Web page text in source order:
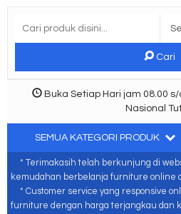
Cari
Buka Setiap Hari jam 08.00
Nasional
SEMUA KATEGORI PRODUK
* Terimakasih telah berkunjung di
kemudahan berbelanja furniture online
* Customer service yang responsive
furniture dengan harga terjangkau dan